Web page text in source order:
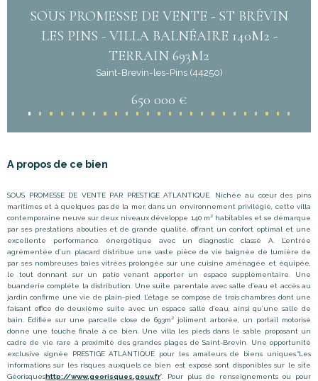
SOUS PROMESSE DE VENTE - ST BRÉVIN
LES PINS - VILLA BALNÉAIRE 140M2 -
TERRAIN 693M2
Saint-Brevin-les-Pins (44250)
650 000 €
A propos de ce bien
SOUS PROMESSE DE VENTE PAR PRESTIGE ATLANTIQUE. Nichée au cœur des pins
maritimes et à quelques pas de la mer, dans un environnement privilégié, cette villa
contemporaine neuve sur deux niveaux développe 140 m² habitables et se démarque
par ses prestations abouties et de grande qualité, offrant un confort optimal et une
excellente performance énergétique avec un diagnostic classé A. L’entrée
agrémentée d’un placard distribue une vaste pièce de vie baignée de lumière de
par ses nombreuses baies vitrées prolongée sur une cuisine aménagée et équipée,
le tout donnant sur un patio venant apporter un espace supplémentaire. Une
buanderie complète la distribution. Une suite parentale avec salle d’eau et accès au
jardin confirme une vie de plain-pied. L’étage se compose de trois chambres dont une
faisant office de deuxième suite avec un espace salle d’eau, ainsi qu’une salle de
bain. Édifiée sur une parcelle close de 693m² joliment arborée, un portail motorisé
donne une touche finale à ce bien. Une villa les pieds dans le sable proposant un
cadre de vie rare à proximité des grandes plages de Saint-Brevin. Une opportunité
exclusive signée PRESTIGE ATLANTIQUE pour les amateurs de biens uniques.“Les
informations sur les risques auxquels ce bien est exposé sont disponibles sur le site
Géorisqueshttp://www.georisques.gouv.fr”. Pour plus de renseignements ou pour